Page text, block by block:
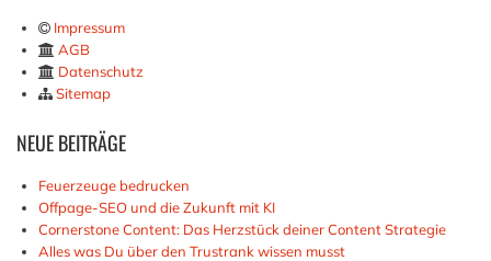
Impressum
AGB
Datenschutz
Sitemap
NEUEBEITRÄGE
Feuerzeuge bedrucken
Offpage-SEO und die Zukunft mit KI
Cornerstone Content: Das Herzstück deiner Content Strategie
Alles was Du über den Trustrank wissen musst